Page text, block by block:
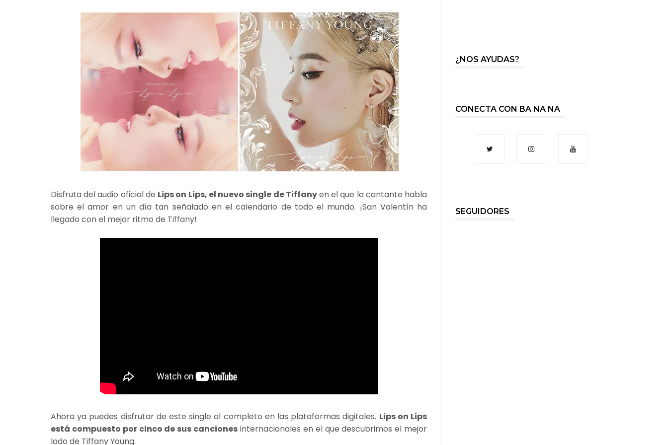
Disfruta del audio oficial de Lips on Lips, el nuevo single de Tiffanyen el que la cantante habla
sobre el amor en un día tan señalado en el calendario de todo el mundo. ¡San Valentín ha
llegado con el mejor ritmo de Tiffany!
Ahora ya puedes disfrutar de este single al completo en las plataformas digitales. Lips on Lips
está compuesto por cinco de sus canciones internacionales en el que descubrimos el mejor
lado de Tiffany Young.
¿NOS AYUDAS?
CONECTA CON BA NA NA
SEGUIDORES